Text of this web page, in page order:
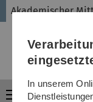
Akademischer
Menü
In unserem